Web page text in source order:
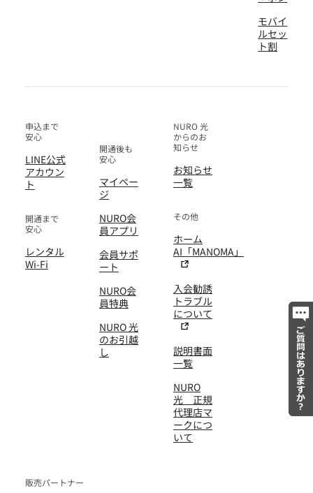
モバイ
ルセッ
ト割
申込まで
安心
LINE公式
アカウン
ト
開通まで
安心
レンタル
Wi-Fi
開通後も
安心
マイペー
ジ
NURO会
員アプリ
会員サポ
ート
NURO会
員特典
NURO 光
のお引越
し
NURO 光
からのお
知らせ
お知らせ
一覧
その他
ホーム
AI「MANOMA」
入会勧誘
トラブル
について
説明書面
一覧
NURO
光 正規
代理店マ
ークにつ
いて
販売パートナー